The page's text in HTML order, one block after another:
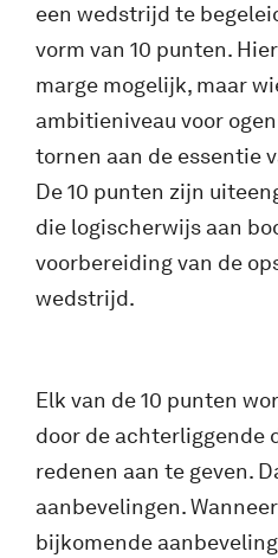
een wedstrijd te
vorm van 10 punten.
marge mogelijk, maar
ambitieniveau voor
tornen aan de essentie
De 10 punten zijn
die logischerwijs aan
voorbereiding van de
wedstrijd.
Elk van de 10 punten
door de achterliggende
redenen aan te geven.
aanbevelingen.
bijkomende